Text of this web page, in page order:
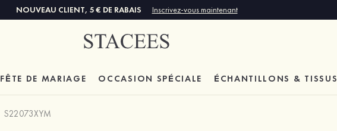
NOUVEAU CLIENT, 5 € DE RABAIS Inscrivez-vous maintenant
FÊTE DE MARIAGE OCCASION SPÉCIALE ÉCHANTILLONS & TISSUS
S22073XYM